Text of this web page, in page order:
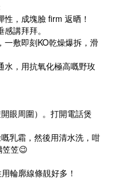
，成塊臉 firm 返晒！
講拜拜。
一敷即刻KO乾燥爆拆，滑
水，用抗氧化極高嘅野玫
眼周圍）。打開電話煲
乳霜，然後用清水洗，咁
笠😉
輪廓線條靚好多！